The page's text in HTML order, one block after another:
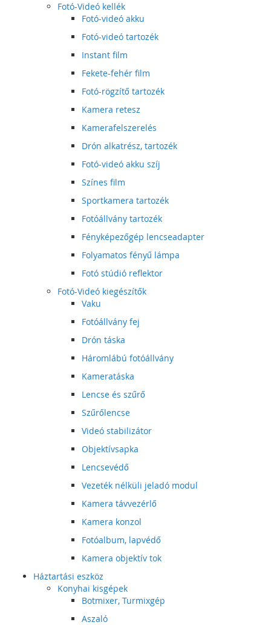
Fotó-Videó kellék
Fotó-videó akku
Fotó-videó tartozék
Instant film
Fekete-fehér film
Fotó-rögzítő tartozék
Kamera retesz
Kamerafelszerelés
Drón alkatrész, tartozék
Fotó-videó akku szíj
Színes film
Sportkamera tartozék
Fotóállvány tartozék
Fényképezőgép lencseadapter
Folyamatos fényű lámpa
Fotó stúdió reflektor
Fotó-Videó kiegészítők
Vaku
Fotóállvány fej
Drón táska
Háromlábú fotóállvány
Kameratáska
Lencse és szűrő
Szűrőlencse
Videó stabilizátor
Objektívsapka
Lencsevédő
Vezeték nélküli jeladó modul
Kamera távvezérlő
Kamera konzol
Fotóalbum, lapvédő
Kamera objektív tok
Háztartási eszköz
Konyhai kisgépek
Botmixer, Turmixgép
Aszaló